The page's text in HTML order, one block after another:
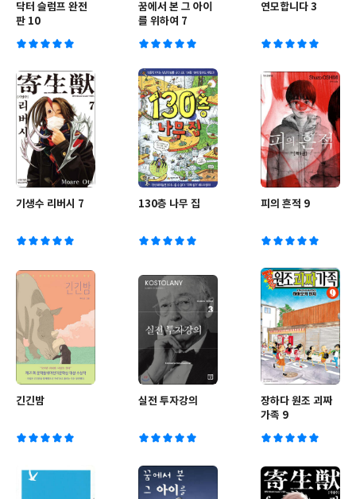
닥터 슬럼프 완전
판 10
꿈에서 본 그 아이
를 위하여 7
연모합니다 3
기생수 리버시 7 130층 나무 집 피의 흔적 9
긴긴밤 실전 투자강의
장하다 원조 괴짜
가족 9